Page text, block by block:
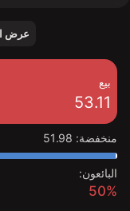
عرض
بيع
53.11
منخفضة:
51.98
البائعون:
50%